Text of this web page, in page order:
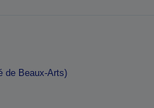
de Beaux-Arts)